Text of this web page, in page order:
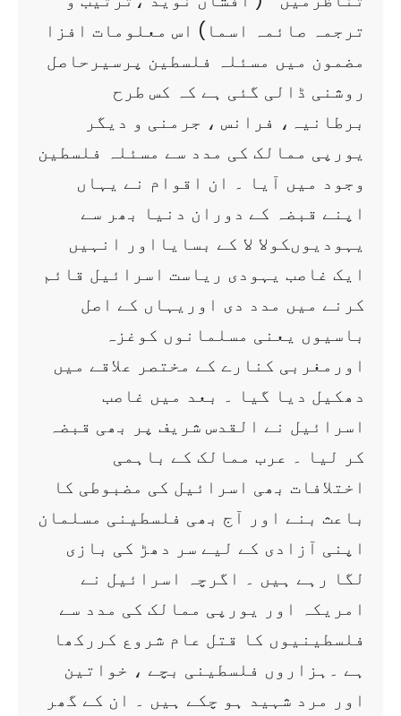
ترجمہ صائمہ اسما) اس معلومات افزا
مضمون میں مسئلہ فلسطین پرسیرحاصل
روشنی ڈالی گئی ہے کہ کس طرح
برطانیہ، فرانس ، جرمنی و دیگر
یورپی ممالک کی مدد سے مسئلہ فلسطین
وجود میں آیا ۔ ان اقوام نے یہاں
اپنے قبضہ کے دوران دنیا بھر سے
یہودیوںکولا لا کے بسایااور انہیں
ایک غاصب یہودی ریاست اسرائیل قائم
کرنے میں مدد دی اوریہاں کے اصل
باسیوں یعنی مسلمانوں کوغزہ
اورمغربی کنارے کے مختصر علاقے میں
دھکیل دیا گیا ۔ بعد میں غاصب
اسرائیل نے القدس شریف پر بھی قبضہ
کر لیا ۔ عرب ممالک کے باہمی
اختلافات بھی اسرائیل کی مضبوطی کا
باعث بنے اور آج بھی فلسطینی مسلمان
اپنی آزادی کے لیے سر دھڑ کی بازی
لگا رہے ہیں ۔ اگرچہ اسرائیل نے
امریکہ اور یورپی ممالک کی مدد سے
فلسطینیوں کا قتل عام شروع کررکھا
ہے ۔ہزاروں فلسطینی بچے ، خواتین
اور مرد شہید ہو چکے ہیں ۔ ان کے گھر